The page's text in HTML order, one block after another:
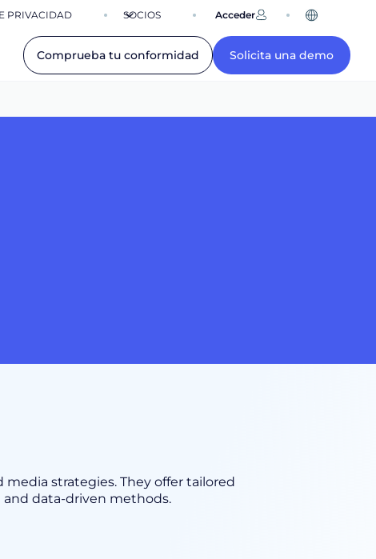
PRIVACIDAD SOCIOS Acceder ES
Comprueba tu conformidad Solicita una demo
media strategies. They offer tailored
data-driven methods.